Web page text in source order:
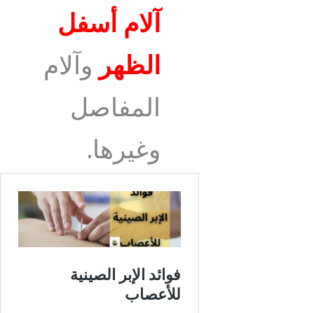
آلام أسفل
الظهر وآلام
المفاصل
وغيرها.